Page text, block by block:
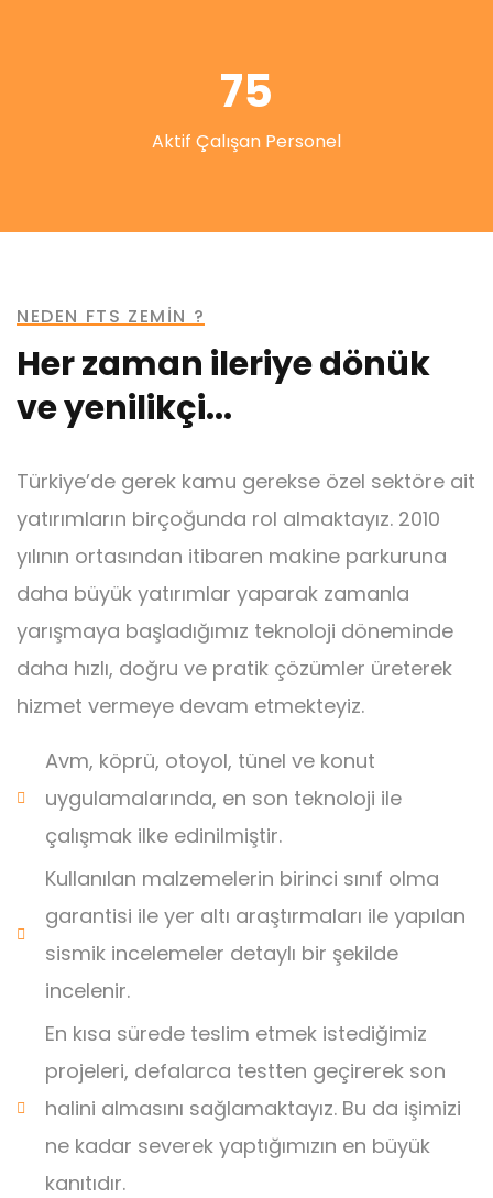
75
Aktif Çalışan Personel
NEDEN FTS ZEMİN ?
Her zaman ileriye dönük
ve yenilikçi...
Türkiye’de gerek kamu gerekse özel sektöre ait
yatırımların birçoğunda rol almaktayız. 2010
yılının ortasından itibaren makine parkuruna
daha büyük yatırımlar yaparak zamanla
yarışmaya başladığımız teknoloji döneminde
daha hızlı, doğru ve pratik çözümler üreterek
hizmet vermeye devam etmekteyiz.
Avm, köprü, otoyol, tünel ve konut
uygulamalarında, en son teknoloji ile
çalışmak ilke edinilmiştir.
Kullanılan malzemelerin birinci sınıf olma
garantisi ile yer altı araştırmaları ile yapılan
sismik incelemeler detaylı bir şekilde
incelenir.
En kısa sürede teslim etmek istediğimiz
projeleri, defalarca testten geçirerek son
halini almasını sağlamaktayız. Bu da işimizi
ne kadar severek yaptığımızın en büyük
kanıtıdır.